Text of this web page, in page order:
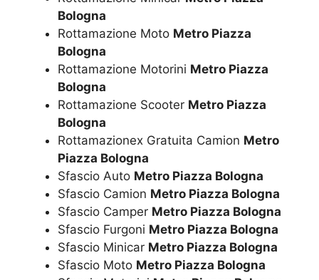
Bologna
Rottamazione Moto Metro Piazza
Bologna
Rottamazione Motorini Metro Piazza
Bologna
Rottamazione Scooter Metro Piazza
Bologna
Rottamazionex Gratuita Camion Metro
Piazza Bologna
Sfascio Auto Metro Piazza Bologna
Sfascio Camion Metro Piazza Bologna
Sfascio Camper Metro Piazza Bologna
Sfascio Furgoni Metro Piazza Bologna
Sfascio Minicar Metro Piazza Bologna
Sfascio Moto Metro Piazza Bologna